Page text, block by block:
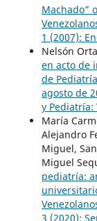
Machado”
1 (2007):
Nelsón
en acto de
de
agosto de
y Pediatría:
María
Alejandro
Miguel,
Miguel
pediatría:
3 (2020):